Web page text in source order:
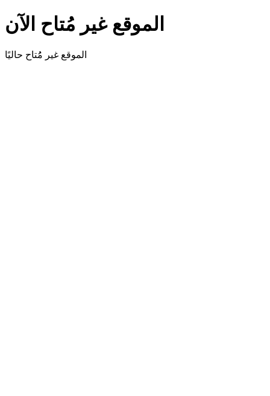
الموقع غير مُتاح الآن
الموقع غير مُُتاح حاليًا